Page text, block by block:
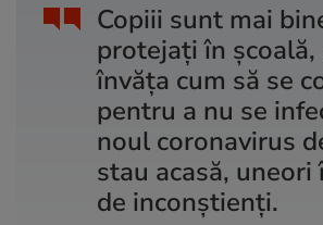
Copiii sunt mai
protejați în
învăța cum să se
pentru a nu se
noul coronavirus
stau acasă,
de inconștienți.